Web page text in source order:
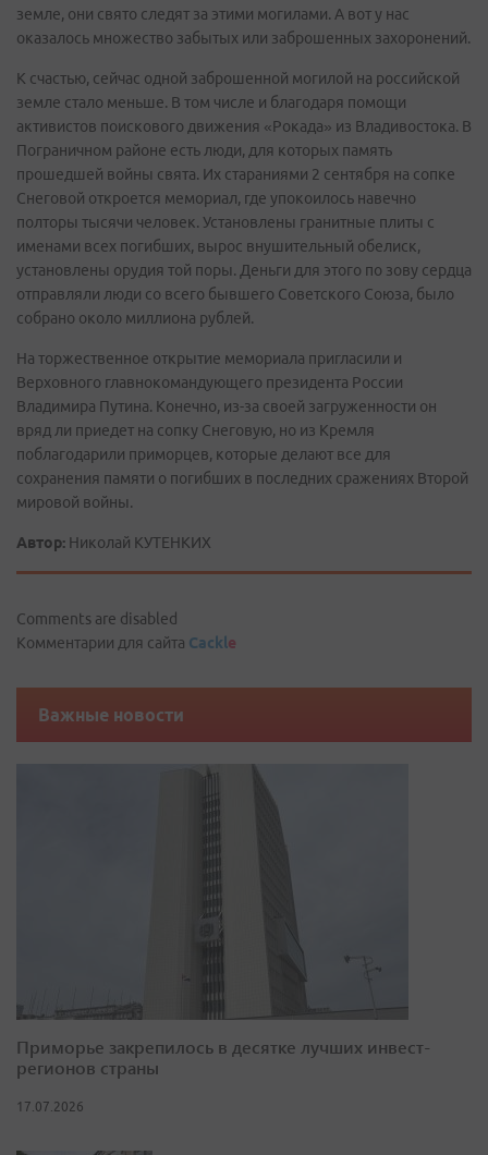
земле, они свято следят за этими могилами. А вот у нас
оказалось множество забытых или заброшенных захоронений.
К счастью, сейчас одной заброшенной могилой на российской
земле стало меньше. В том числе и благодаря помощи
активистов поискового движения «Рокада» из Владивостока. В
Пограничном районе есть люди, для которых память
прошедшей войны свята. Их стараниями 2 сентября на сопке
Снеговой откроется мемориал, где упокоилось навечно
полторы тысячи человек. Установлены гранитные плиты с
именами всех погибших, вырос внушительный обелиск,
установлены орудия той поры. Деньги для этого по зову сердца
отправляли люди со всего бывшего Советского Союза, было
собрано около миллиона рублей.
На торжественное открытие мемориала пригласили и
Верховного главнокомандующего президента России
Владимира Путина. Конечно, из-за своей загруженности он
вряд ли приедет на сопку Снеговую, но из Кремля
поблагодарили приморцев, которые делают все для
сохранения памяти о погибших в последних сражениях Второй
мировой войны.
Автор: Николай КУТЕНКИХ
Comments are disabled
Комментарии для сайта Cackle
Важные новости
Приморье закрепилось в десятке лучших инвест-
регионов страны
17.07.2026